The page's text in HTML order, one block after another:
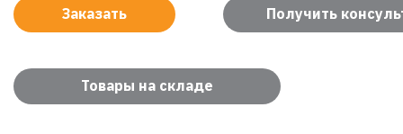
Заказать Получить
Товары на складе